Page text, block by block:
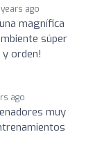
ago
magnífica
súper
orden!
ago
muy